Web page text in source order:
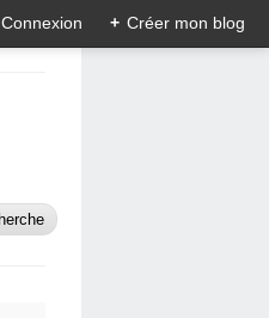
Connexion + Créer mon blog